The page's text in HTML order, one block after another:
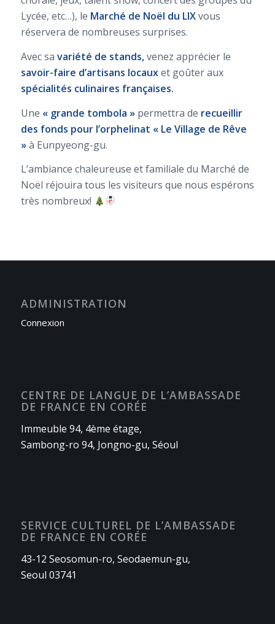
Lycée, etc…), le Marché de Noël du LIXvous
réservera de nombreuses surprises.
Avec sa variété de stands,venez apprécier le
savoir-faire d’artisans locauxet goûter aux
spécialités culinaires françaises.
Une « grande tombola »permettra de recueillir
des fonds pour l’orphelinat « Le Village de Rêve
»à Eunpyeong-gu.
L’ambiance chaleureuse et familiale du Marché de
Noël réjouira tous les visiteurs que nous espérons
très nombreux!
ADMINISTRATION
Connexion
CENTRE DE LANGUE DE L’AMBASSADE
DE FRANCE EN CORÉE
Immeuble 94, 4ème étage,
Sambong-ro 94, Jongno-gu, Séoul
SERVICE CULTUREL DE L’AMBASSADE
DE FRANCE EN CORÉE
43-12 Seosomun-ro, Seodaemun-gu,
Seoul 03741